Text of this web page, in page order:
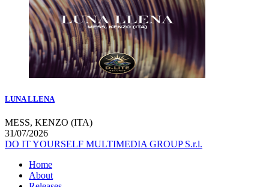
LUNA LLENA
MESS, KENZO (ITA)
31/07/2026
DO IT YOURSELF MULTIMEDIA GROUP S.r.l.
Home
About